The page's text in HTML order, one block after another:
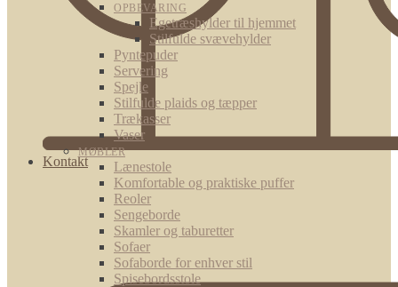
Kontakt
OPBEVARING
Egetræshylder til hjemmet
Stilfulde svævehylder
Pyntepuder
Servering
Spejle
Stilfulde plaids og tæpper
Trækasser
Vaser
MØBLER
Lænestole
Komfortable og praktiske puffer
Reoler
Sengeborde
Skamler og taburetter
Sofaer
Sofaborde for enhver stil
Spisebordsstole